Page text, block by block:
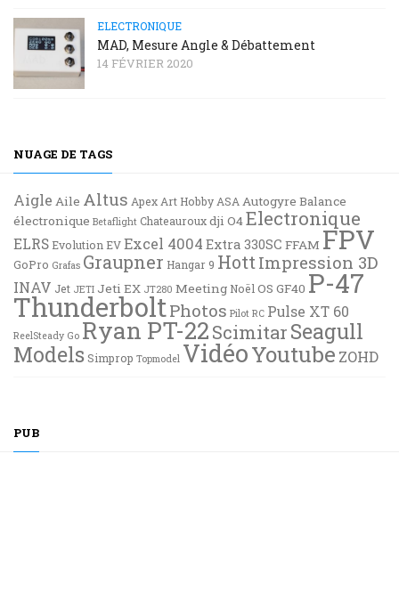
ELECTRONIQUE
MAD, Mesure Angle & Débattement
14 FÉVRIER 2020
NUAGE DE TAGS
Aigle Aile Altus Apex Art Hobby ASA Autogyre Balance
électronique Betaflight Chateaurouxdji O4Electronique
ELRS Evolution EVExcel 4004 Extra 330SC FFAM FPV
GoPro Grafas Graupner Hangar 9 Hott Impression 3D
INAV Jet JETI Jeti EX JT280 Meeting Noël OS GF40 P-47
ThunderboltPhotos Pilot RC Pulse XT 60
ReelSteady Go Ryan PT-22ScimitarSeagull
ModelsSimprop Topmodel VidéoYoutube ZOHD
PUB